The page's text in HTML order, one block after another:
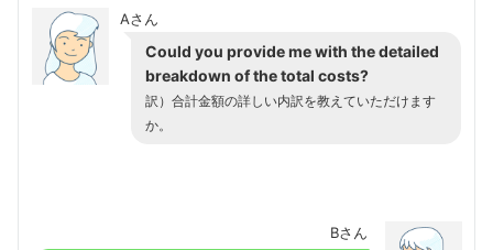
Aさん
Could you provide me with the detailed
breakdown of the total costs?
訳）合計金額の詳しい内訳を教えていただけます
か。
Bさん